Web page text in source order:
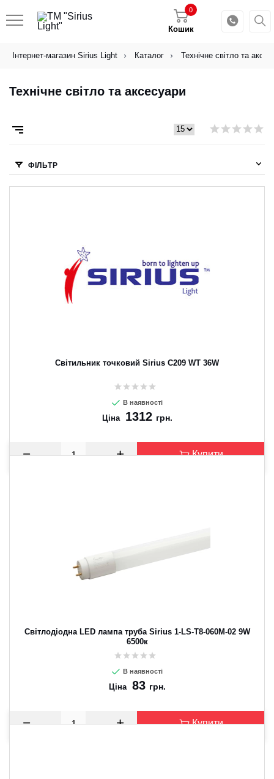
Кошик
0
Інтернет-магазин Sirius Light Каталог Технічне світло та
Технічне світло та аксесуари
ФІЛЬТР
Світильник точковий Sirius C209 WT 36W
В наявності
Ціна 1312 грн.
Купити
Світлодіодна LED лампа труба Sirius 1-LS-T8-060M-02 9W
6500к
В наявності
Ціна 83 грн.
Купити